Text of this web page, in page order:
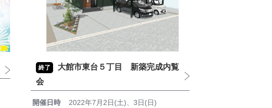
終了
大館市東台５丁目 新築完成内覧
会
開催日時
2022年7月2日(土)、3日(日)